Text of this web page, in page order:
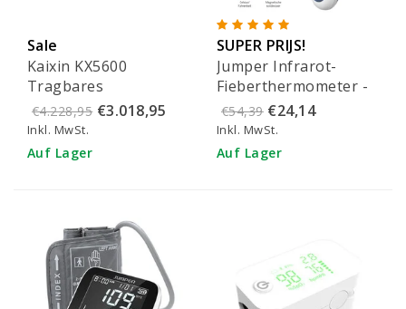
Sale
Kaixin KX5600
Tragbares
veterinärmedizinisches
Ultraschallgerät (Set)
€4.228,95 €3.018,95
Inkl. MwSt.
Auf Lager
SUPER PRIJS!
Jumper Infrarot-
Fieberthermometer -
JPD-FR300
€54,39 €24,14
Inkl. MwSt.
Auf Lager